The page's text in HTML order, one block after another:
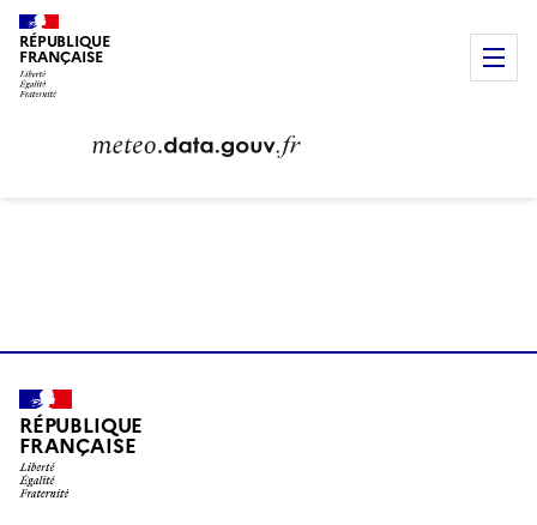
RÉPUBLIQUE
FRANÇAISE Menu
RÉPUBLIQUE
FRANÇAISE